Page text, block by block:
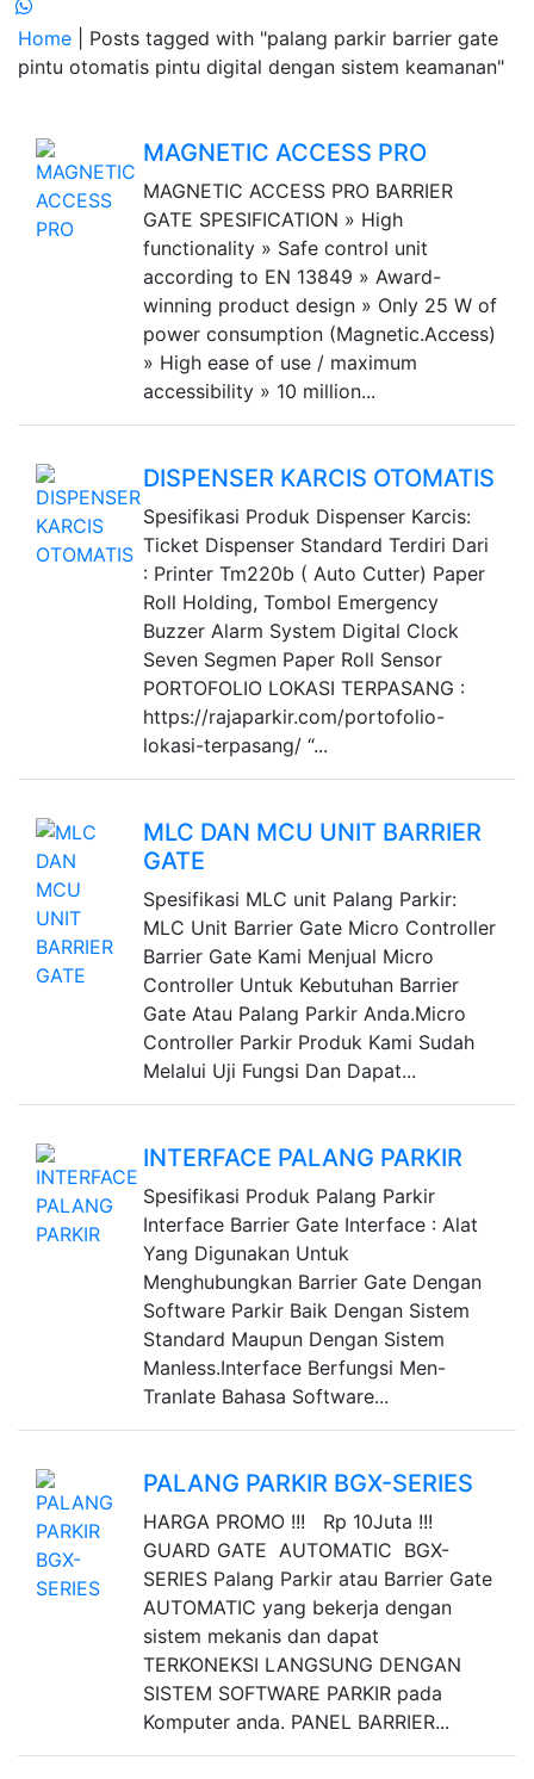
Home
| Posts tagged with "palang parkir barrier gate
pintu otomatis pintu digital dengan sistem keamanan"
MAGNETIC ACCESS PRO
MAGNETIC ACCESS PRO BARRIER
GATE SPESIFICATION » High
functionality » Safe control unit
according to EN 13849 » Award-
winning product design » Only 25 W of
power consumption (Magnetic.Access)
» High ease of use / maximum
accessibility » 10 million...
DISPENSER KARCIS OTOMATIS
Spesifikasi Produk Dispenser Karcis:
Ticket Dispenser Standard Terdiri Dari
: Printer Tm220b ( Auto Cutter) Paper
Roll Holding, Tombol Emergency
Buzzer Alarm System Digital Clock
Seven Segmen Paper Roll Sensor
PORTOFOLIO LOKASI TERPASANG :
https://rajaparkir.com/portofolio-
lokasi-terpasang/ “...
MLC DAN MCU UNIT BARRIER
GATE
Spesifikasi MLC unit Palang Parkir:
MLC Unit Barrier Gate Micro Controller
Barrier Gate Kami Menjual Micro
Controller Untuk Kebutuhan Barrier
Gate Atau Palang Parkir Anda.Micro
Controller Parkir Produk Kami Sudah
Melalui Uji Fungsi Dan Dapat...
INTERFACE PALANG PARKIR
Spesifikasi Produk Palang Parkir
Interface Barrier Gate Interface : Alat
Yang Digunakan Untuk
Menghubungkan Barrier Gate Dengan
Software Parkir Baik Dengan Sistem
Standard Maupun Dengan Sistem
Manless.Interface Berfungsi Men-
Tranlate Bahasa Software...
PALANG PARKIR BGX-SERIES
HARGA PROMO !!! Rp 10Juta !!!
GUARD GATE AUTOMATIC BGX-
SERIES Palang Parkir atau Barrier Gate
AUTOMATIC yang bekerja dengan
sistem mekanis dan dapat
TERKONEKSI LANGSUNG DENGAN
SISTEM SOFTWARE PARKIR pada
Komputer anda. PANEL BARRIER...